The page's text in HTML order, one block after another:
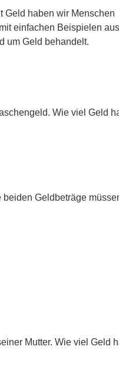
Geld haben wir Menschen
einfachen Beispielen aus
um Geld behandelt.
Wie viel Geld
Geldbeträge
Mutter. Wie viel Geld